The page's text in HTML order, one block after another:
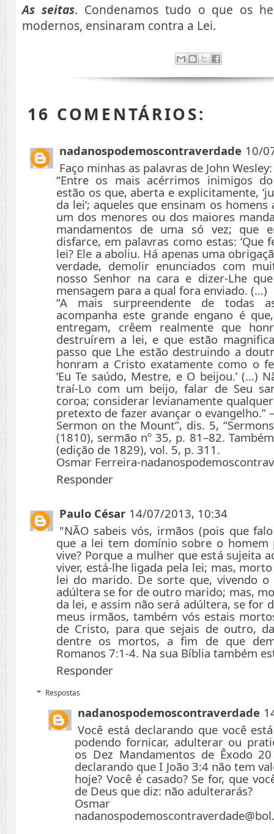
As seitas. Condenamos tudo o que os
modernos, ensinaram contra a Lei.
16 COMENTÁRIOS:
nadanospodemoscontraverdade 10/
Faço minhas as palavras de John Wesley:
“Entre os mais acérrimos inimigos
estão os que, aberta e explicitamente,
da lei’; aqueles que ensinam os
um dos menores ou dos maiores
mandamentos de uma só vez; que
disfarce, em palavras como estas: ‘Que
lei? Ele a aboliu. Há apenas uma
verdade, demolir enunciados com
nosso Senhor na cara e dizer-Lhe
mensagem para a qual fora enviado. (…)
“A mais surpreendente de todas
acompanha este grande engano é
entregam, crêem realmente que
destruírem a lei, e que estão
passo que Lhe estão destruindo a
honram a Cristo exatamente como o
‘Eu Te saúdo, Mestre, e O beijou.’ (…)
traí-Lo com um beijo, falar de Seu
coroa; considerar levianamente
pretexto de fazer avançar o evangelho.”
Sermon on the Mount”, dis. 5,
(1810), sermão nº 35, p. 81–82.
(edição de 1829), vol. 5, p. 311.
Osmar Ferreira-
Responder
Paulo César 14/07/2013, 10:34
"NÃO sabeis vós, irmãos (pois que
que a lei tem domínio sobre o
vive? Porque a mulher que está sujeita
viver, está-lhe ligada pela lei; mas,
lei do marido. De sorte que, vivendo o
adúltera se for de outro marido; mas,
da lei, e assim não será adúltera, se for
meus irmãos, também vós estais
de Cristo, para que sejais de outro,
dentre os mortos, a fim de que
Romanos 7:1-4. Na sua Bíblia também
Responder
Respostas
nadanospodemoscontraverdade
Você está declarando que você
podendo fornicar, adulterar ou
os Dez Mandamentos de Êxodo
declarando que I João 3:4 não tem
hoje? Você é casado? Se for, que
de Deus que diz: não adulterarás?
Osmar